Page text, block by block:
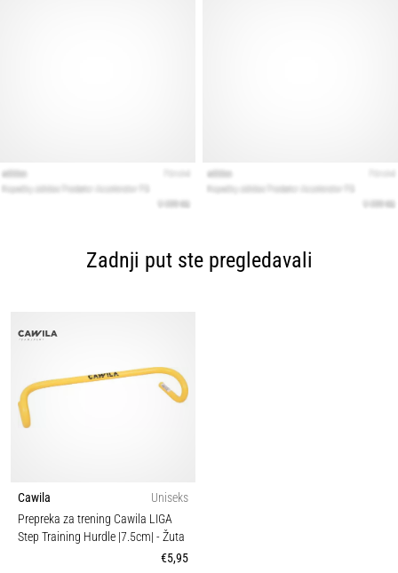
Zadnji put ste pregledavali
Cawila
Uniseks
Prepreka za trening Cawila LIGA
Step Training Hurdle |7.5cm| - Žuta
€5,95